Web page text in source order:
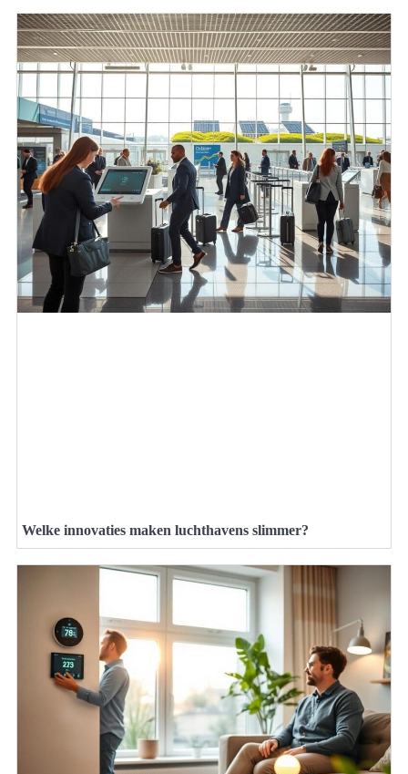
Welke innovaties maken luchthavens slimmer?